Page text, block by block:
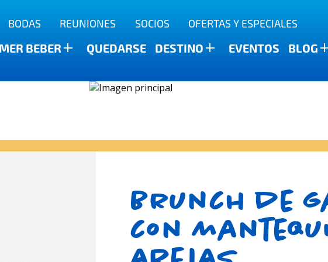
BODAS REUNIONES SOCIOS OFERTAS Y ESPECIALES
BEBER QUEDARSE DESTINO EVENTOS BLOG
Brunch de
con